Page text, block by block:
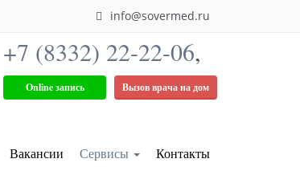
info@sovermed.ru
+7 (8332) 22-22-06,
Online запись Вызов врача на дом
Вакансии Сервисы Контакты